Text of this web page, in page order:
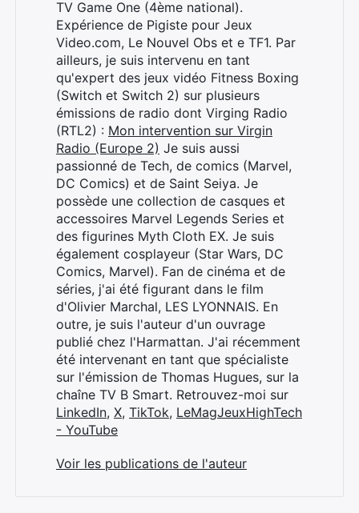
TV Game One (4ème national).
Expérience de Pigiste pour Jeux
Video.com, Le Nouvel Obs et e TF1. Par
ailleurs, je suis intervenu en tant
qu'expert des jeux vidéo Fitness Boxing
(Switch et Switch 2) sur plusieurs
émissions de radio dont Virging Radio
(RTL2) : Mon intervention sur Virgin
Radio (Europe 2) Je suis aussi
passionné de Tech, de comics (Marvel,
DC Comics) et de Saint Seiya. Je
possède une collection de casques et
accessoires Marvel Legends Series et
des figurines Myth Cloth EX. Je suis
également cosplayeur (Star Wars, DC
Comics, Marvel). Fan de cinéma et de
séries, j'ai été figurant dans le film
d'Olivier Marchal, LES LYONNAIS. En
outre, je suis l'auteur d'un ouvrage
publié chez l'Harmattan. J'ai récemment
été intervenant en tant que spécialiste
sur l'émission de Thomas Hugues, sur la
chaîne TV B Smart. Retrouvez-moi sur
LinkedIn, X, TikTok, LeMagJeuxHighTech
- YouTube
Voir les publications de l'auteur
Rechercher
: